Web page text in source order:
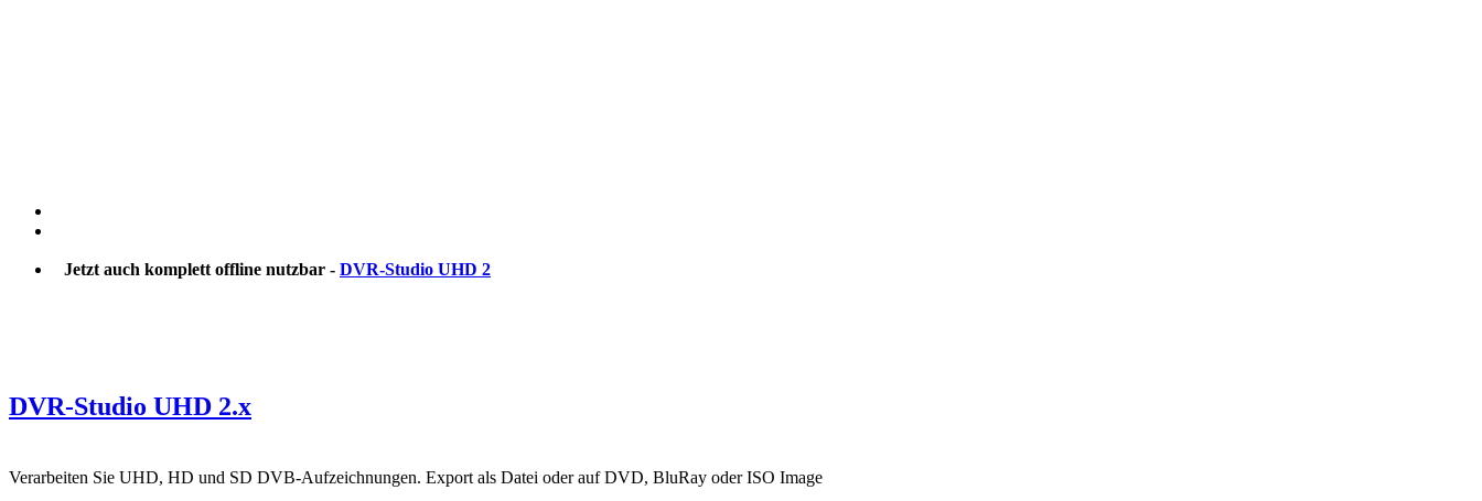
Jetzt auch komplett offline nutzbar - DVR-Studio UHD 2
DVR-Studio UHD 2.x
Verarbeiten Sie UHD, HD und SD DVB-Aufzeichnungen. Export als Datei oder auf DVD, BluRay oder ISO Image